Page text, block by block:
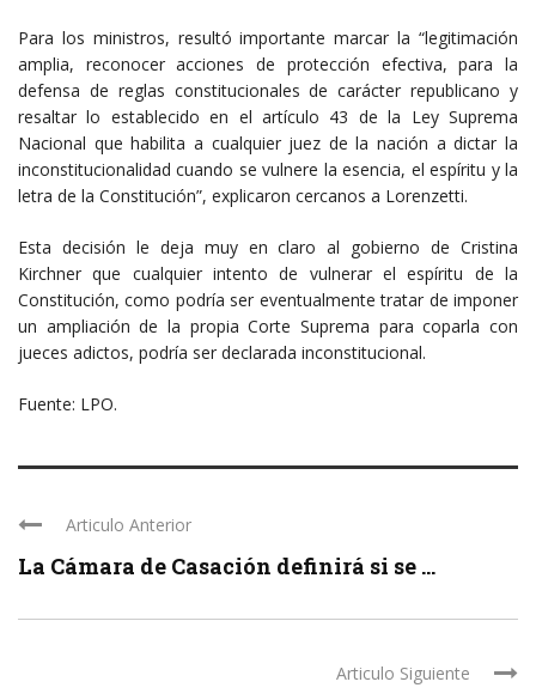
Para los ministros, resultó importante marcar la “legitimación
amplia, reconocer acciones de protección efectiva, para la
defensa de reglas constitucionales de carácter republicano y
resaltar lo establecido en el artículo 43 de la Ley Suprema
Nacional que habilita a cualquier juez de la nación a dictar la
inconstitucionalidad cuando se vulnere la esencia, el espíritu y la
letra de la Constitución”, explicaron cercanos a Lorenzetti.
Esta decisión le deja muy en claro al gobierno de Cristina
Kirchner que cualquier intento de vulnerar el espíritu de la
Constitución, como podría ser eventualmente tratar de imponer
un ampliación de la propia Corte Suprema para coparla con
jueces adictos, podría ser declarada inconstitucional.
Fuente: LPO.
Articulo Anterior
La Cámara de Casación definirá si se ...
Articulo Siguiente